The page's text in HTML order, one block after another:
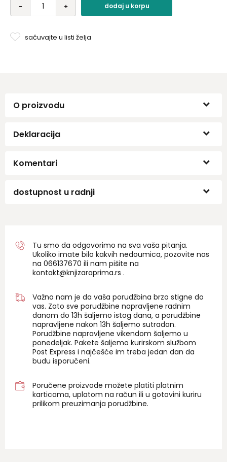
dodaj u korpu
sačuvajte u listi želja
O proizvodu
Deklaracija
Komentari
dostupnost u radnji
Tu smo da odgovorimo na sva vaša pitanja.
Ukoliko imate bilo kakvih nedoumica, pozovite nas
na 066137670 ili nam pišite na
kontakt@knjizaraprima.rs .
Važno nam je da vaša porudžbina brzo stigne do
vas. Zato sve porudžbine napravljene radnim
danom do 13h šaljemo istog dana, a porudžbine
napravljene nakon 13h šaljemo sutradan.
Porudžbine napravljene vikendom šaljemo u
ponedeljak. Pakete šaljemo kurirskom službom
Post Express i najčešće im treba jedan dan da
budu isporučeni.
Poručene proizvode možete platiti platnim
karticama, uplatom na račun ili u gotovini kuriru
prilikom preuzimanja porudžbine.